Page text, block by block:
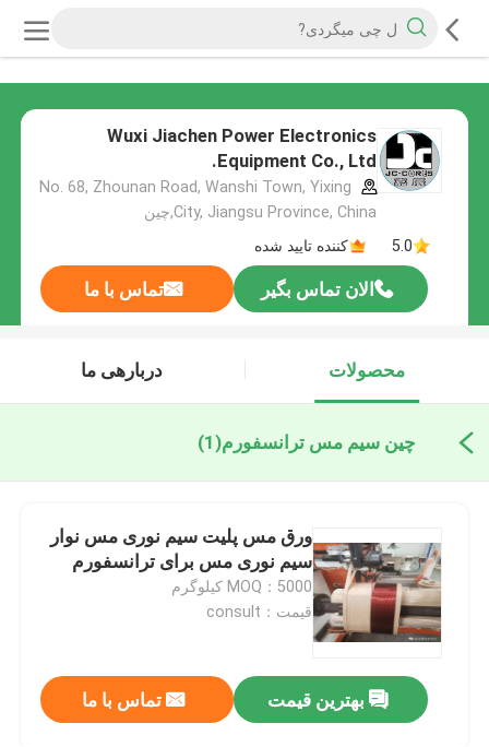
Wuxi Jiachen Power Electronics
Equipment Co., Ltd.
No. 68, Zhounan Road, Wanshi Town, Yixing
City, Jiangsu Province, China,چین
5.0
کننده تایید شده
الان تماس بگیر تماس با ما
محصولات دربارهی ما
چین سیم مس ترانسفورم(1)
ورق مس پلیت سیم نوری مس نوار
سیم نوری مس برای ترانسفورم
MOQ：5000 کیلوگرم
قیمت：consult
بهترین قیمت تماس با ما